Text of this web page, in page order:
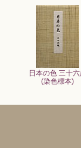
日本の色 三十六
(染色標本)